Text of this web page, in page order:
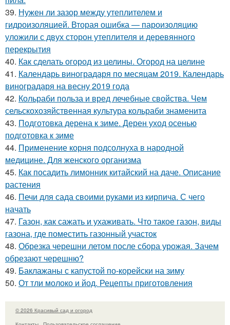
39. Нужен ли зазор между утеплителем и
гидроизоляцией. Вторая ошибка — пароизоляцию
уложили с двух сторон утеплителя и деревянного
перекрытия
40. Как сделать огород из целины. Огород на целине
41. Календарь виноградаря по месяцам 2019. Календарь
виноградаря на весну 2019 года
42. Кольраби польза и вред лечебные свойства. Чем
сельскохозяйственная культура кольраби знаменита
43. Подготовка дерена к зиме. Дерен уход осенью
подготовка к зиме
44. Применение корня подсолнуха в народной
медицине. Для женского организма
45. Как посадить лимонник китайский на даче. Описание
растения
46. Печи для сада своими руками из кирпича. С чего
начать
47. Газон, как сажать и ухаживать. Что такое газон, виды
газона, где поместить газонный участок
48. Обрезка черешни летом после сбора урожая. Зачем
обрезают черешню?
49. Баклажаны с капустой по-корейски на зиму
50. От тли молоко и йод. Рецепты приготовления
© 2026 Красивый сад и огород